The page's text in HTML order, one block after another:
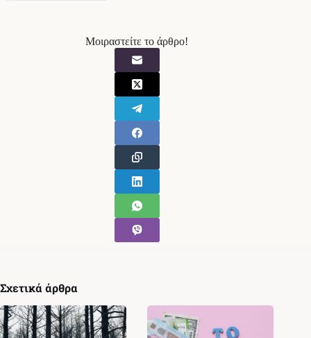
Μοιραστείτε το άρθρο!
Σχετικά άρθρα